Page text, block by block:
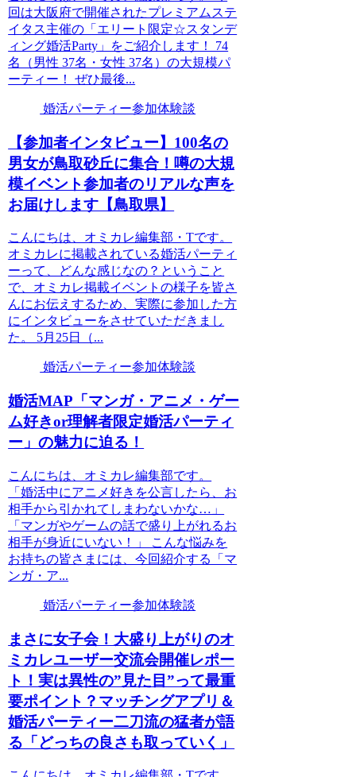
回は大阪府で開催されたプレミアムステ
イタス主催の「エリート限定☆スタンデ
ィング婚活Party」をご紹介します！ 74
名（男性 37名・女性 37名）の大規模パ
ーティー！ ぜひ最後...
婚活パーティー参加体験談
【参加者インタビュー】100名の
男女が鳥取砂丘に集合！噂の大規
模イベント参加者のリアルな声を
お届けします【鳥取県】
こんにちは、オミカレ編集部・Tです。
オミカレに掲載されている婚活パーティ
ーって、どんな感じなの？ということ
で、オミカレ掲載イベントの様子を皆さ
んにお伝えするため、実際に参加した方
にインタビューをさせていただきまし
た。 5月25日（...
婚活パーティー参加体験談
婚活MAP「マンガ・アニメ・ゲー
ム好きor理解者限定婚活パーティ
ー」の魅力に迫る！
こんにちは、オミカレ編集部です。
「婚活中にアニメ好きを公言したら、お
相手から引かれてしまわないかな…」
「マンガやゲームの話で盛り上がれるお
相手が身近にいない！」 こんな悩みを
お持ちの皆さまには、今回紹介する「マ
ンガ・ア...
婚活パーティー参加体験談
まさに女子会！大盛り上がりのオ
ミカレユーザー交流会開催レポー
ト！実は異性の”見た目”って最重
要ポイント？マッチングアプリ＆
婚活パーティー二刀流の猛者が語
る「どっちの良さも取っていく」